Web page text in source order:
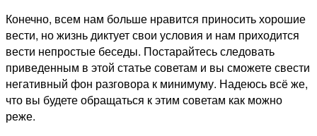
Конечно, всем нам больше нравится приносить хорошие
вести, но жизнь диктует свои условия и нам приходится
вести непростые беседы. Постарайтесь следовать
приведенным в этой статье советам и вы сможете свести
негативный фон разговора к минимуму. Надеюсь всё же,
что вы будете обращаться к этим советам как можно
реже.